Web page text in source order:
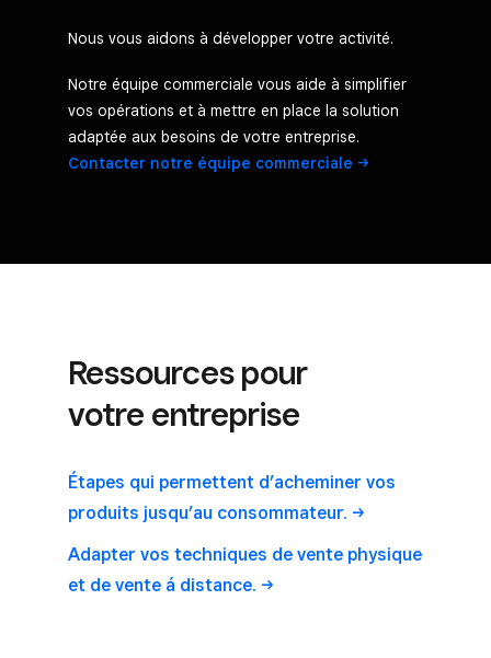
Nous vous aidons à développer votre activité.
Notre équipe commerciale vous aide à simplifier
vos opérations et à mettre en place la solution
adaptée aux besoins de votre entreprise.
Contacter notre équipe commerciale
Ressources pour
votre entreprise
Étapes qui permettent d’acheminer vos
produits jusqu’au consommateur.
Adapter vos techniques de vente physique
et de vente á distance.